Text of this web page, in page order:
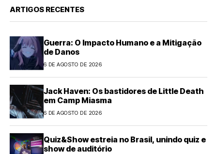
ARTIGOS RECENTES
Guerra: O Impacto Humano e a Mitigação
de Danos
6 DE AGOSTO DE 2026
Jack Haven: Os bastidores de Little Death
em Camp Miasma
6 DE AGOSTO DE 2026
Quiz&Show estreia no Brasil, unindo quiz e
show de auditório